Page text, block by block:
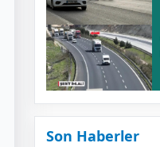
Son Haberler